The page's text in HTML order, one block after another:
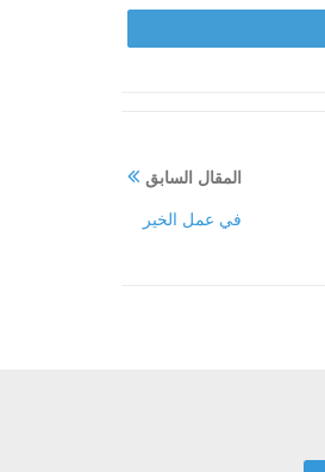
المقال السابق
في عمل الخير